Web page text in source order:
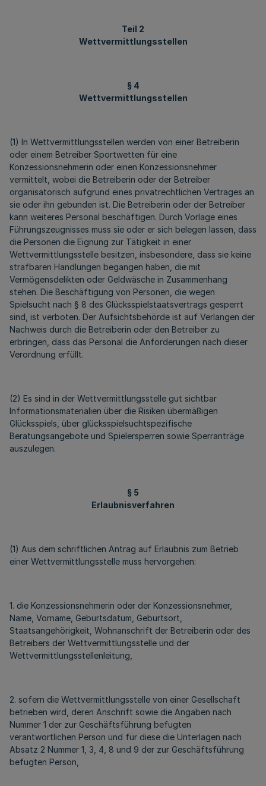
Teil 2
Wettvermittlungsstellen
§ 4
Wettvermittlungsstellen
(1) In Wettvermittlungsstellen werden von einer Betreiberin
oder einem Betreiber Sportwetten für eine
Konzessionsnehmerin oder einen Konzessionsnehmer
vermittelt, wobei die Betreiberin oder der Betreiber
organisatorisch aufgrund eines privatrechtlichen Vertrages an
sie oder ihn gebunden ist. Die Betreiberin oder der Betreiber
kann weiteres Personal beschäftigen. Durch Vorlage eines
Führungszeugnisses muss sie oder er sich belegen lassen, dass
die Personen die Eignung zur Tätigkeit in einer
Wettvermittlungsstelle besitzen, insbesondere, dass sie keine
strafbaren Handlungen begangen haben, die mit
Vermögensdelikten oder Geldwäsche in Zusammenhang
stehen. Die Beschäftigung von Personen, die wegen
Spielsucht nach § 8 des Glücksspielstaatsvertrags gesperrt
sind, ist verboten. Der Aufsichtsbehörde ist auf Verlangen der
Nachweis durch die Betreiberin oder den Betreiber zu
erbringen, dass das Personal die Anforderungen nach dieser
Verordnung erfüllt.
(2) Es sind in der Wettvermittlungsstelle gut sichtbar
Informationsmaterialien über die Risiken übermäßigen
Glücksspiels, über glücksspielsuchtspezifische
Beratungsangebote und Spielersperren sowie Sperranträge
auszulegen.
§ 5
Erlaubnisverfahren
(1) Aus dem schriftlichen Antrag auf Erlaubnis zum Betrieb
einer Wettvermittlungsstelle muss hervorgehen:
1. die Konzessionsnehmerin oder der Konzessionsnehmer,
Name, Vorname, Geburtsdatum, Geburtsort,
Staatsangehörigkeit, Wohnanschrift der Betreiberin oder des
Betreibers der Wettvermittlungsstelle und der
Wettvermittlungsstellenleitung,
2. sofern die Wettvermittlungsstelle von einer Gesellschaft
betrieben wird, deren Anschrift sowie die Angaben nach
Nummer 1 der zur Geschäftsführung befugten
verantwortlichen Person und für diese die Unterlagen nach
Absatz 2 Nummer 1, 3, 4, 8 und 9 der zur Geschäftsführung
befugten Person,